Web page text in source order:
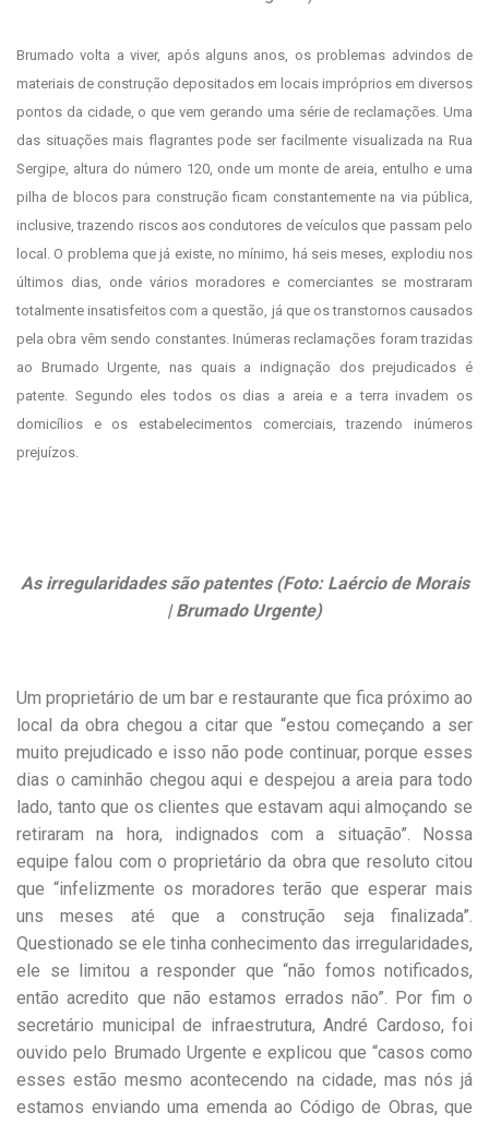
Brumado volta a viver, após alguns anos, os problemas advindos de
materiais de construção depositados em locais impróprios em diversos
pontos da cidade, o que vem gerando uma série de reclamações. Uma
das situações mais flagrantes pode ser facilmente visualizada na Rua
Sergipe, altura do número 120, onde um monte de areia, entulho e uma
pilha de blocos para construção ficam constantemente na via pública,
inclusive, trazendo riscos aos condutores de veículos que passam pelo
local. O problema que já existe, no mínimo, há seis meses, explodiu nos
últimos dias, onde vários moradores e comerciantes se mostraram
totalmente insatisfeitos com a questão, já que os transtornos causados
pela obra vêm sendo constantes. Inúmeras reclamações foram trazidas
ao Brumado Urgente, nas quais a indignação dos prejudicados é
patente. Segundo eles todos os dias a areia e a terra invadem os
domicílios e os estabelecimentos comerciais, trazendo inúmeros
prejuízos.
As irregularidades são patentes (Foto: Laércio de Morais
| Brumado Urgente)
Um proprietário de um bar e restaurante que fica próximo ao
local da obra chegou a citar que “estou começando a ser
muito prejudicado e isso não pode continuar, porque esses
dias o caminhão chegou aqui e despejou a areia para todo
lado, tanto que os clientes que estavam aqui almoçando se
retiraram na hora, indignados com a situação”. Nossa
equipe falou com o proprietário da obra que resoluto citou
que “infelizmente os moradores terão que esperar mais
uns meses até que a construção seja finalizada”.
Questionado se ele tinha conhecimento das irregularidades,
ele se limitou a responder que “não fomos notificados,
então acredito que não estamos errados não”. Por fim o
secretário municipal de infraestrutura, André Cardoso, foi
ouvido pelo Brumado Urgente e explicou que “casos como
esses estão mesmo acontecendo na cidade, mas nós já
estamos enviando uma emenda ao Código de Obras, que